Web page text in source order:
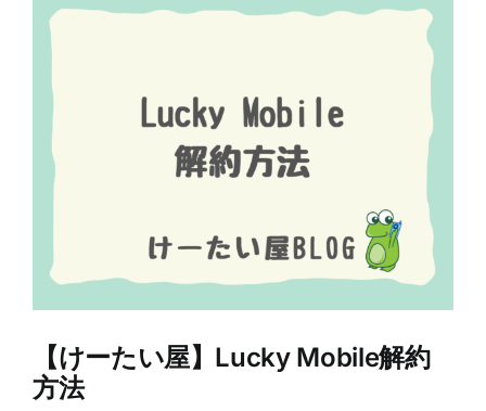
Larger
【けーたい屋】Lucky Mobile解約
方法